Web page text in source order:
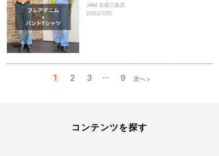
JAM 京都三条店
2022/7/15
1 2 3 … 9 次へ >
コンテンツを探す